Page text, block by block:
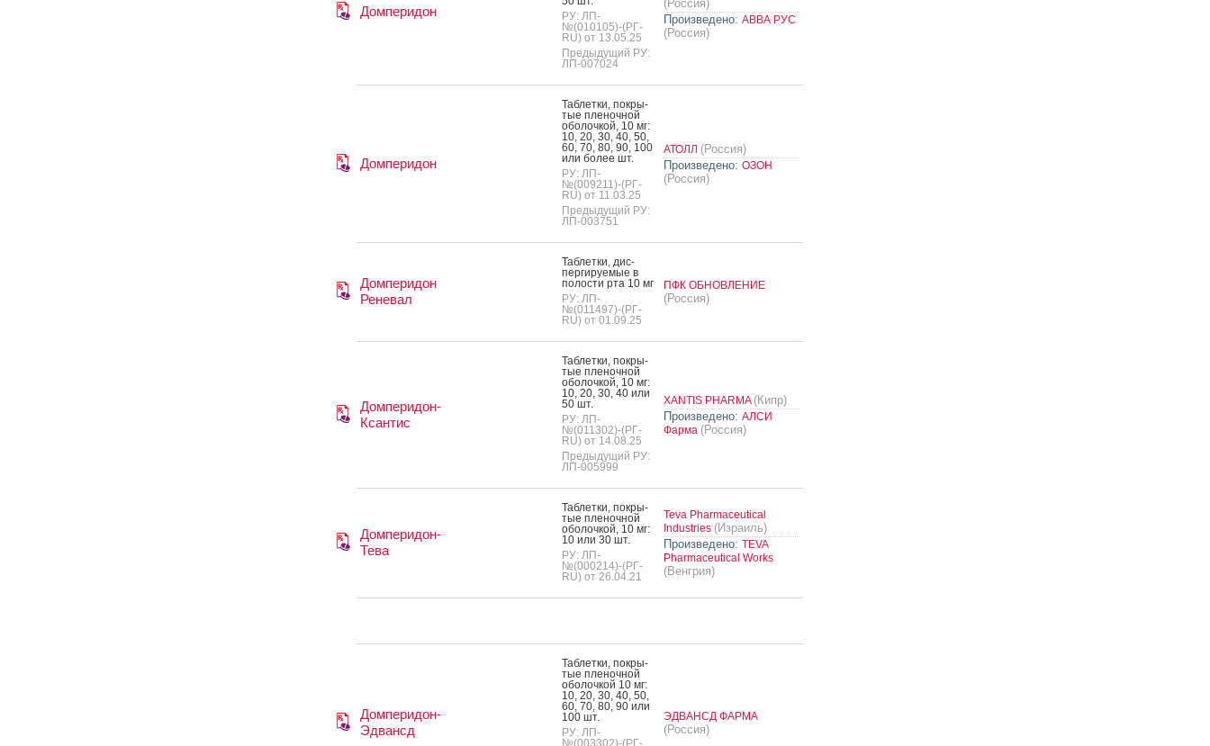
Домперидон
РУ: ЛП-
№(010105)-(РГ-
RU) от 13.05.25
Предыдущий РУ:
ЛП-007024
(Россия)
Произведено: АВВА РУС
(Россия)
Домперидон
Таб­летки, пок­ры­
тые пле­ноч­ной
обо­лоч­кой, 10 мг:
10, 20, 30, 40, 50,
60, 70, 80, 90, 100
или бо­лее шт.
РУ: ЛП-
№(009211)-(РГ-
RU) от 11.03.25
Предыдущий РУ:
ЛП-003751
АТОЛЛ (Россия)
Произведено: ОЗОН
(Россия)
Домперидон
Реневал
Таб­летки, дис­
перги­ру­емые в
по­лос­ти рта 10 мг
РУ: ЛП-
№(011497)-(РГ-
RU) от 01.09.25
ПФК ОБНОВЛЕНИЕ
(Россия)
Домперидон-
Ксантис
Таб­летки, пок­ры­
тые пле­ноч­ной
обо­лоч­кой, 10 мг:
10, 20, 30, 40 или
50 шт.
РУ: ЛП-
№(011302)-(РГ-
RU) от 14.08.25
Предыдущий РУ:
ЛП-005999
XANTIS PHARMA (Кипр)
Произведено: АЛСИ
Фарма (Россия)
Домперидон-
Тева
Таб­летки, пок­ры­
тые пле­ноч­ной
обо­лоч­кой, 10 мг:
10 или 30 шт.
РУ: ЛП-
№(000214)-(РГ-
RU) от 26.04.21
Teva Pharmaceutical
Industries (Израиль)
Произведено: TEVA
Pharmaceutical Works
(Венгрия)
Домперидон-
Эдвансд
Таб­летки, пок­ры­
тые пле­ноч­ной
обо­лоч­кой 10 мг:
10, 20, 30, 40, 50,
60, 70, 80, 90 или
100 шт.
РУ: ЛП-
№(003302)-(РГ-
ЭДВАНСД ФАРМА
(Россия)